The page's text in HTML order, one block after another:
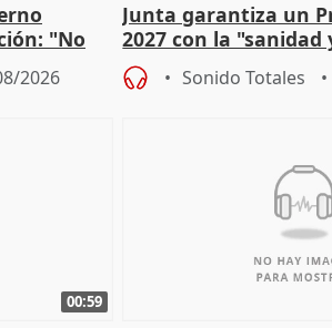
"No
2026
Junta garantiza un
2027 con la "sanidad
prioridades"
Sonido Totales
00:59